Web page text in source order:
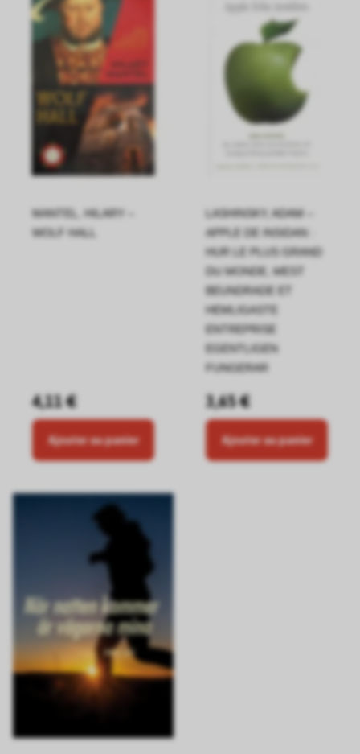
MANTEL, HILARY –
WOLF HALL
4,11 €
Ajouter au panier
LASHINSKY, ADAM –
APPLE DE INSIDAN :
HUR LE PLUS GRAND
DU MONDE, MEST
BEUNDRADE ET
HEMLIGASTE
ENTREPRISE
EGENTLIGEN
FUNGERAR
3,65 €
Ajouter au panier